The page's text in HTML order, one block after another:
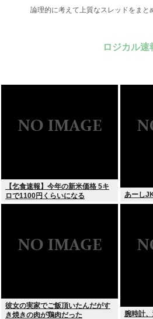
論理的に考えて上質なスレッドをまと
ロジカル速
【乞食速報】今年の新米価格 5キ
ロで1100円くらいになる
あーし
彼女の実家でご飯頂いたんだがす
き焼きの肉が鶏肉だった
腕時計、